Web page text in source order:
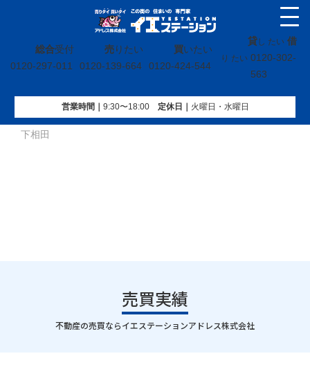
総合受付
0120-297-011
売りたい
0120-139-664
買いたい
0120-424-544
貸し たい 借
り たい 0120-302-
563
営業時間｜ 9:30〜18:00定休⽇｜ 火曜⽇・水曜⽇
イエステーション»売買実績»土地»茨城県北茨城市華川町
下相田
売買実績
｜
不動産の売買ならイエステーションアドレス株式会社